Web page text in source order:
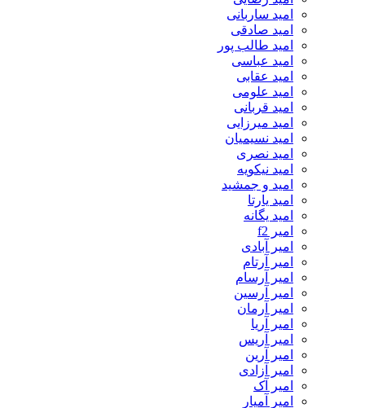
امید ساربانی
امید صادقی
امید طالب پور
امید عباسی
امید عقابی
امید علومی
امید قربانی
امید میرزایی
امید نسیمیان
امید نصری
امید نیکویه
امید و جمشید
امید یارتا
امید یگانه
امیر f2
امیر آبادی
امیر آرتام
امیر آرسام
امیر آرسین
امیر آرمان
امیر آریا
امیر آریس
امیر آرین
امیر آزادی
امیر آک
امیر آمیار